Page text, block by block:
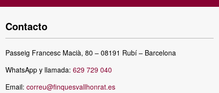
Contacto
Passeig Francesc Macià, 80 – 08191 Rubí – Barcelona
WhatsApp y llamada:629 729 040
Email:correu@finquesvallhonrat.es